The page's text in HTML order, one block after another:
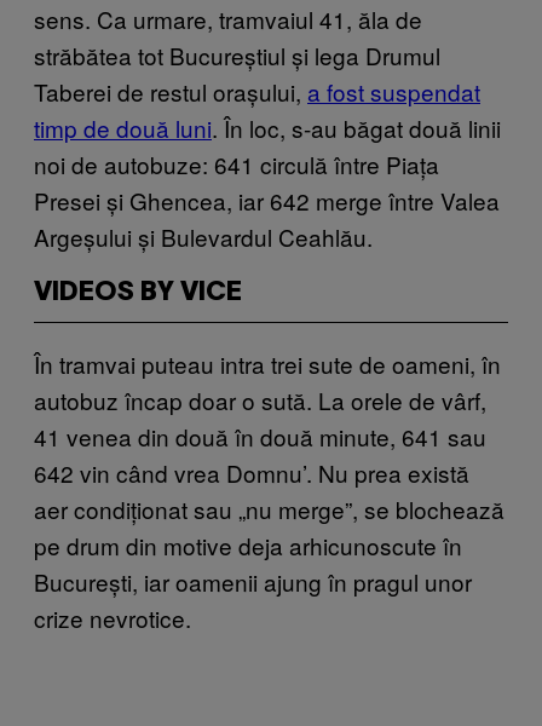
sens. Ca urmare, tramvaiul 41, ăla de
străbătea tot Bucureștiul și lega Drumul
Taberei de restul orașului, a fost suspendat
timp de două luni. În loc, s-au băgat două linii
noi de autobuze: 641 circulă între Piața
Presei și Ghencea, iar 642 merge între Valea
Argeșului și Bulevardul Ceahlău.
VIDEOS BY VICE
În tramvai puteau intra trei sute de oameni, în
autobuz încap doar o sută. La orele de vârf,
41 venea din două în două minute, 641 sau
642 vin când vrea Domnu’. Nu prea există
aer condiționat sau „nu merge”, se blochează
pe drum din motive deja arhicunoscute în
București, iar oamenii ajung în pragul unor
crize nevrotice.